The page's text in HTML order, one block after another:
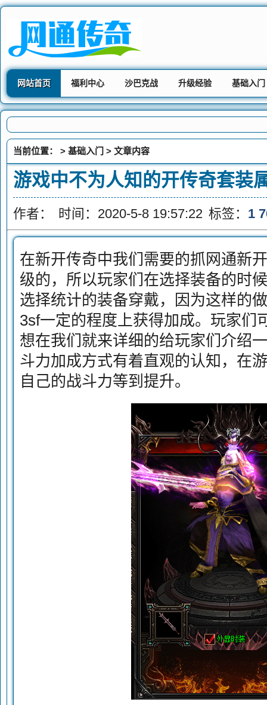
网站首页 福利中心 沙巴克战 升级经验 基础入门
当前位置： > 基础入门 > 文章内容
游戏中不为人知的开传奇套装
作者： 时间：2020-5-8 19:57:22 标签： 1
在新开传奇中我们需要的抓网通新
级的，所以玩家们在选择装备的时
选择统计的装备穿戴，因为这样的
3sf一定的程度上获得加成。玩家们
想在我们就来详细的给玩家们介绍
斗力加成方式有着直观的认知，在
自己的战斗力等到提升。